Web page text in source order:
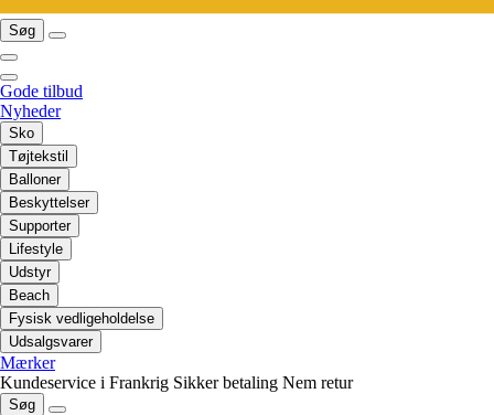
Søg
Gode tilbud
Nyheder
Sko
Tøjtekstil
Balloner
Beskyttelser
Supporter
Lifestyle
Udstyr
Beach
Fysisk vedligeholdelse
Udsalgsvarer
Mærker
Kundeservice i Frankrig Sikker betaling Nem retur
Søg